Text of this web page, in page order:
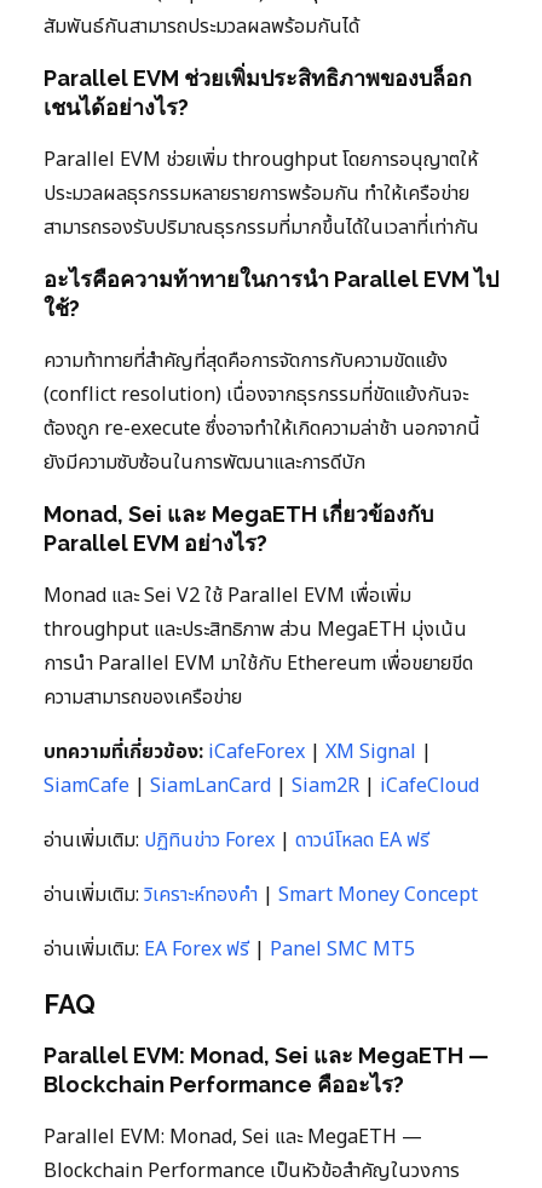
สัมพันธ์กันสามารถประมวลผลพร้อมกันได้
Parallel EVM ช่วยเพิ่มประสิทธิภาพของบล็อก
เชนได้อย่างไร?
Parallel EVM ช่วยเพิ่ม throughput โดยการอนุญาตให้
ประมวลผลธุรกรรมหลายรายการพร้อมกัน ทำให้เครือข่าย
สามารถรองรับปริมาณธุรกรรมที่มากขึ้นได้ในเวลาที่เท่ากัน
อะไรคือความท้าทายในการนำ Parallel EVM ไป
ใช้?
ความท้าทายที่สำคัญที่สุดคือการจัดการกับความขัดแย้ง
(conflict resolution) เนื่องจากธุรกรรมที่ขัดแย้งกันจะ
ต้องถูก re-execute ซึ่งอาจทำให้เกิดความล่าช้า นอกจากนี้
ยังมีความซับซ้อนในการพัฒนาและการดีบัก
Monad, Sei และ MegaETH เกี่ยวข้องกับ
Parallel EVM อย่างไร?
Monad และ Sei V2 ใช้ Parallel EVM เพื่อเพิ่ม
throughput และประสิทธิภาพ ส่วน MegaETH มุ่งเน้น
การนำ Parallel EVM มาใช้กับ Ethereum เพื่อขยายขีด
ความสามารถของเครือข่าย
บทความที่เกี่ยวข้อง: iCafeForex | XM Signal |
SiamCafe | SiamLanCard | Siam2R | iCafeCloud
อ่านเพิ่มเติม: ปฏิทินข่าว Forex | ดาวน์โหลด EA ฟรี
อ่านเพิ่มเติม: วิเคราะห์ทองคำ | Smart Money Concept
อ่านเพิ่มเติม: EA Forex ฟรี| Panel SMC MT5
FAQ
Parallel EVM: Monad, Sei และ MegaETH —
Blockchain Performance คืออะไร?
Parallel EVM: Monad, Sei และ MegaETH —
Blockchain Performance เป็นหัวข้อสำคัญในวงการ